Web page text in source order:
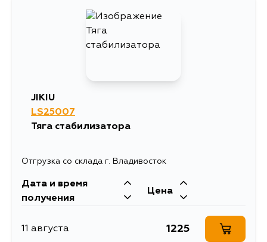
JIKIU
LS25007
Тяга стабилизатора
Отгрузка со склада г. Владивосток
Дата и время
получения
Цена
11 августа 1225